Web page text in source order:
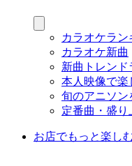
カラオケラン
カラオケ新曲
新曲トレンド
本人映像で楽
旬のアニソン
定番曲・盛り
お店でもっと楽し